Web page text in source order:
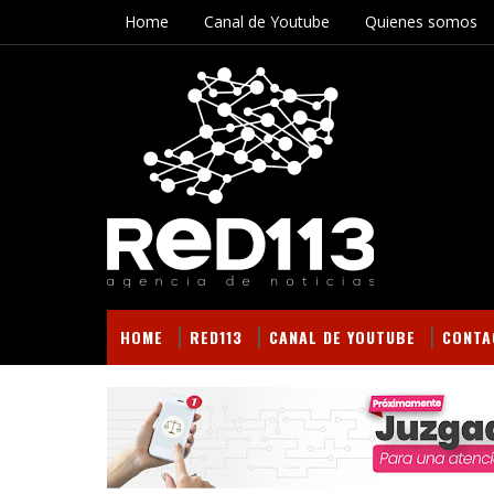
Home Canal de Youtube Quienes somos
HOME RED113 CANAL DE YOUTUBE